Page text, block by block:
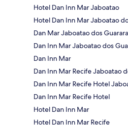
Hotel Dan Inn Mar Jaboatao
Hotel Dan Inn Mar Jaboatao
Dan Mar Jaboatao dos
Dan Inn Mar Jaboatao dos
Dan Inn Mar
Dan Inn Mar Recife Jaboatao
Dan Inn Mar Recife Hotel
Dan Inn Mar Recife Hotel
Hotel Dan Inn Mar
Hotel Dan Inn Mar Recife